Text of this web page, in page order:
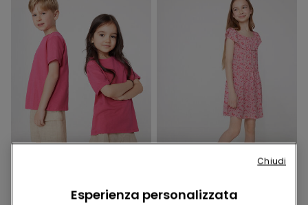
Esperienza personalizzata
Chiudi